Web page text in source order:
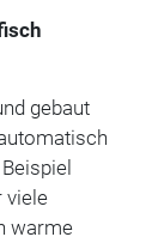
gebaut
viele
warme